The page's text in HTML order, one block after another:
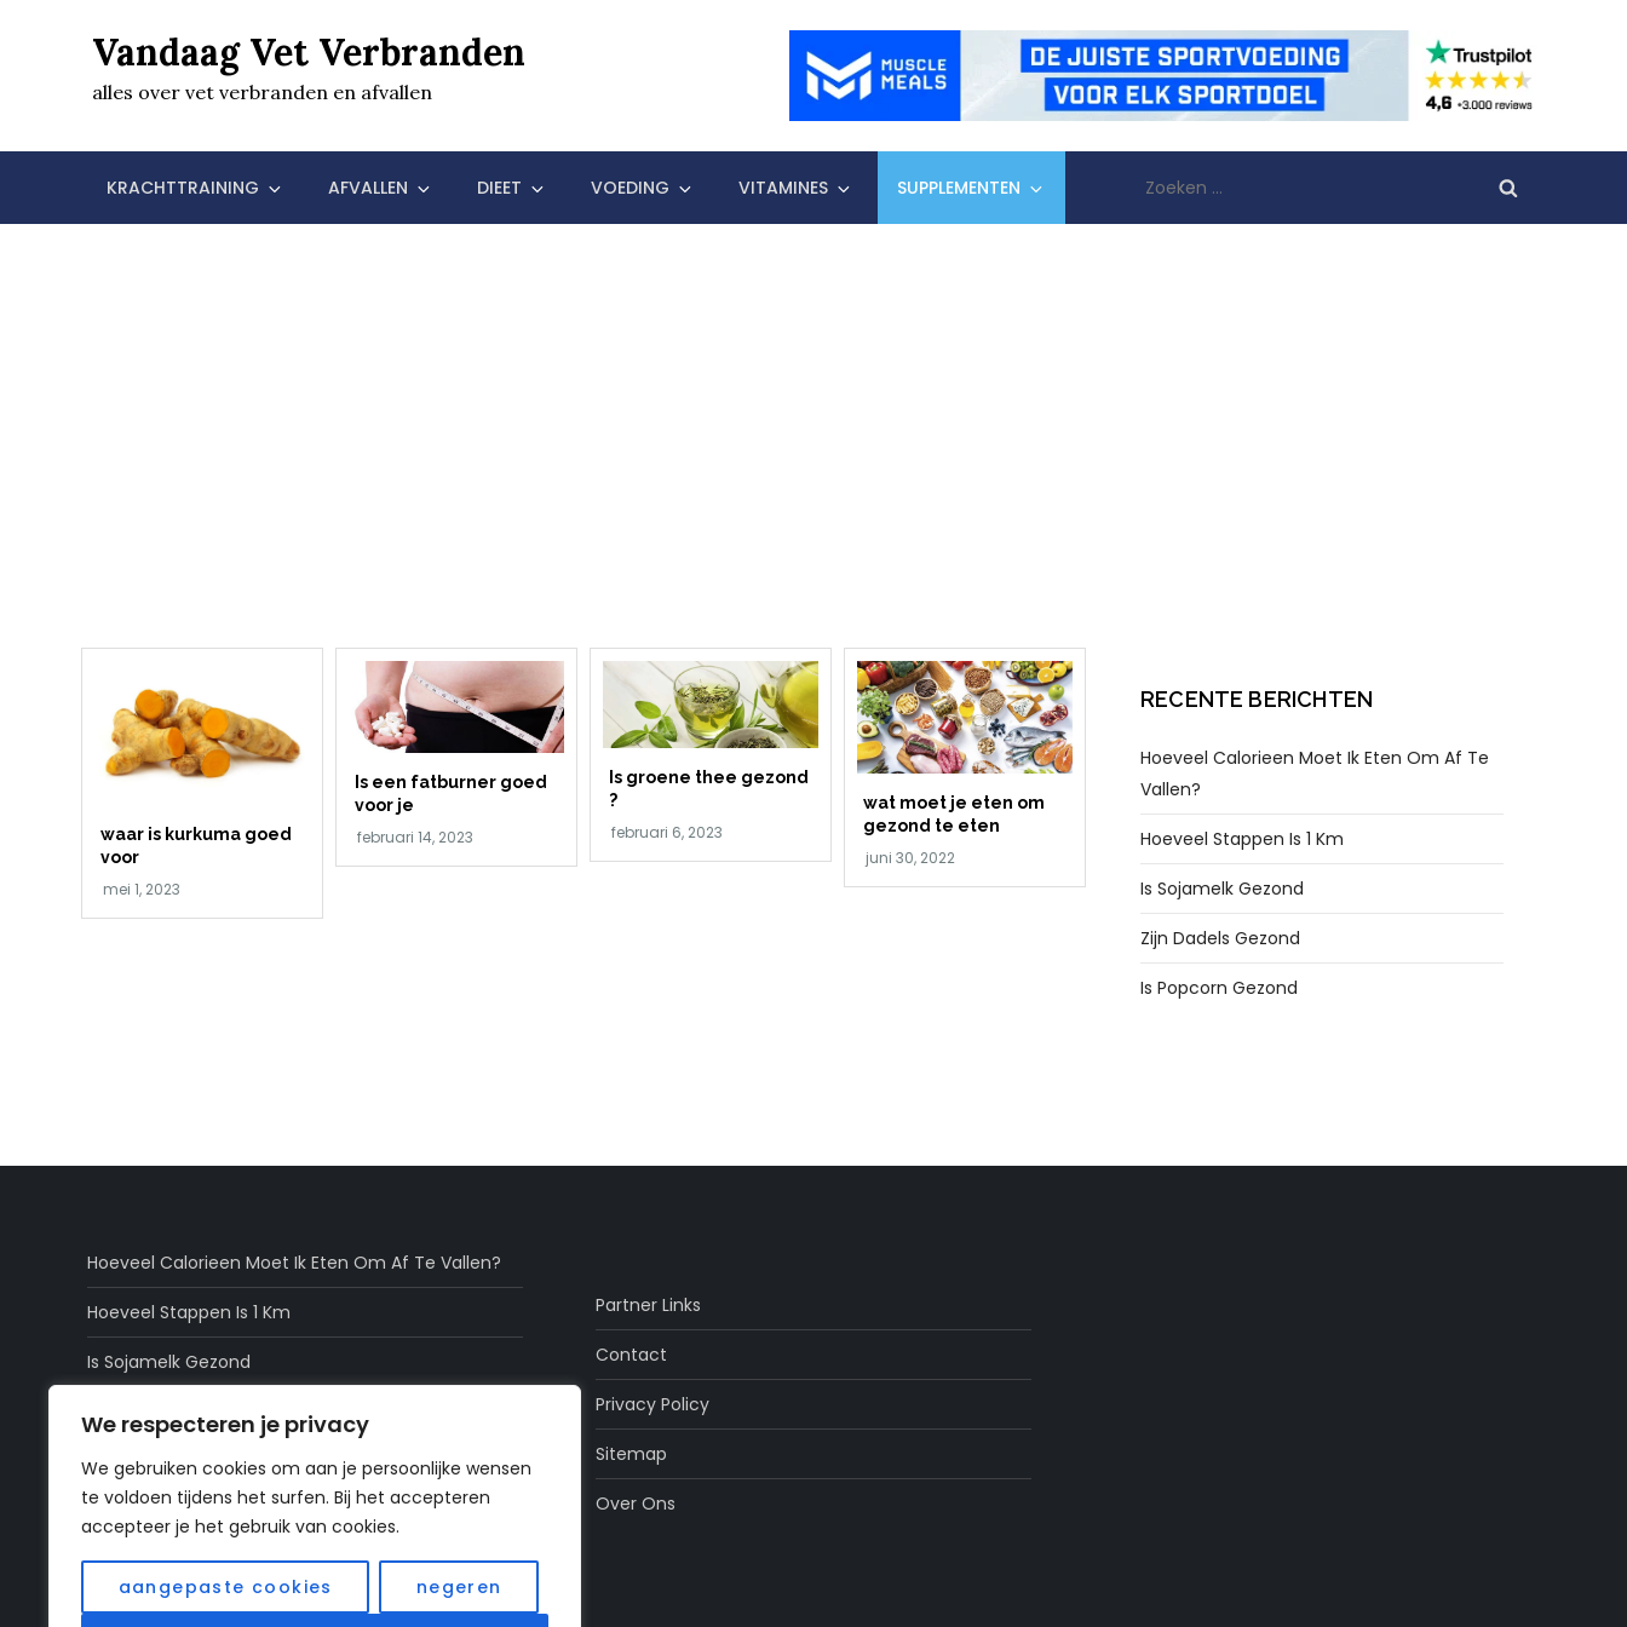
We respecteren je privacy
We gebruiken cookies om aan je persoonlijke wensen
te voldoen tijdens het surfen. Bij het accepteren
accepteer je het gebruik van cookies.
aangepaste cookies negeren
Vandaag Vet Verbranden
alles over vet verbranden en afvallen
KRACHTTRAINING AFVALLEN DIEET VOEDING VITAMINES SUPPLEMENTEN
naar:
waar is kurkuma goed
voor
Is een fatburner goed
voor je
Is groene thee gezond
?
wat moet je eten om
gezond te eten
RECENTE BERICHTEN
Hoeveel Calorieen Moet Ik Eten Om Af Te
Vallen?
Hoeveel Stappen Is 1 Km
Is Sojamelk Gezond
Zijn Dadels Gezond
Is Popcorn Gezond
Hoeveel Calorieen Moet Ik Eten Om Af Te Vallen?
Hoeveel Stappen Is 1 Km
Is Sojamelk Gezond
Zijn Dadels Gezond
Is Popcorn Gezond
Home»supplementen
Partner Links
Contact
Privacy Policy
Sitemap
Over Ons